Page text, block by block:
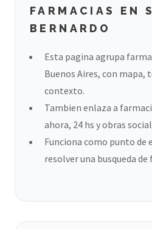
FARMACIAS EN
BERNARDO
Esta pagina agrupa
Buenos Aires, con mapa,
contexto.
Tambien enlaza a
ahora, 24 hs y obras
Funciona como punto de
resolver una busqueda